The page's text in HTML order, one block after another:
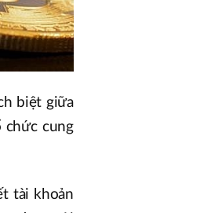
biệt giữa
chức cung
tài khoản